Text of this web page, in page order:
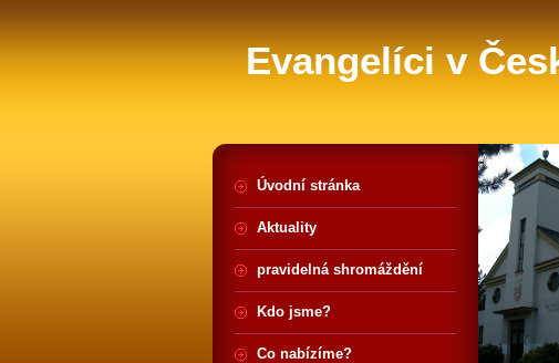
Evangelíci v
Úvodní stránka
Aktuality
pravidelná shromáždění
Kdo jsme?
Co nabízíme?